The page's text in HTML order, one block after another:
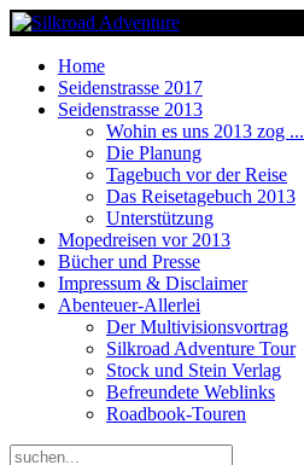
Home
Seidenstrasse 2017
Seidenstrasse 2013
Wohin es uns 2013 zog ...
Die Planung
Tagebuch vor der Reise
Das Reisetagebuch 2013
Unterstützung
Mopedreisen vor 2013
Bücher und Presse
Impressum & Disclaimer
Abenteuer-Allerlei
Der Multivisionsvortrag
Silkroad Adventure Tour
Stock und Stein Verlag
Befreundete Weblinks
Roadbook-Touren